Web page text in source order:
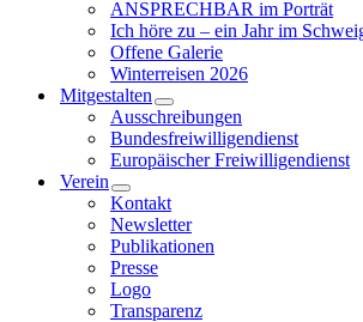
ANSPRECHBAR im Porträt
Ich höre zu – ein Jahr im
Offene Galerie
Winterreisen 2026
Mitgestalten
Ausschreibungen
Bundesfreiwilligendienst
Europäischer Freiwilligendienst
Verein
Kontakt
Newsletter
Publikationen
Presse
Logo
Transparenz